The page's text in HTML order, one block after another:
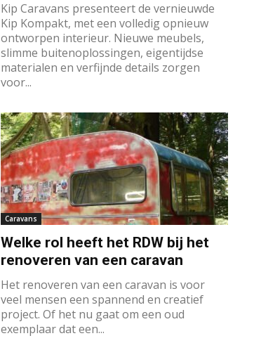
Kip Caravans presenteert de vernieuwde
Kip Kompakt, met een volledig opnieuw
ontworpen interieur. Nieuwe meubels,
slimme buitenoplossingen, eigentijdse
materialen en verfijnde details zorgen
voor...
Caravans
Welke rol heeft het RDW bij het
renoveren van een caravan
Het renoveren van een caravan is voor
veel mensen een spannend en creatief
project. Of het nu gaat om een oud
exemplaar dat een...